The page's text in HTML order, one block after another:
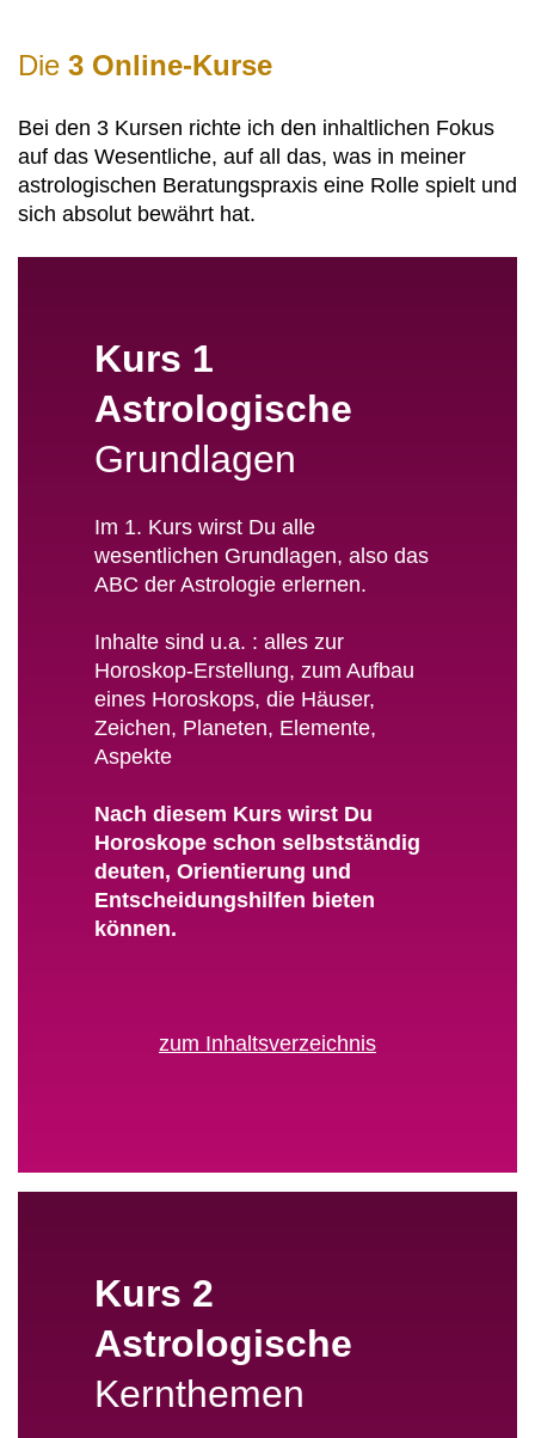
Deutungen auswendig zu lernen. Vielmehr schulst
vielen Einzelteile eines Horoskops zu einem
Ganzen zu verweben. Indem Du die Energien im
Horoskop tief fühlst und dessen Essenz spürst,
stärkst Du das Vertrauen in Deine eigene
persönlichen Zugang zur Astrologie.
Die 3 Online-Kurse
Bei den 3 Kursen richte ich den inhaltlichen Fokus
auf das Wesentliche, auf all das, was in meiner
astrologischen Beratungspraxis eine Rolle spielt und
sich absolut bewährt hat.
Kurs 1
Astrologische
Grundlagen
Im 1. Kurs wirst Du alle
wesentlichen Grundlagen, also das
ABC der Astrologie erlernen.
Inhalte sind u.a. : alles zur
Horoskop-Erstellung, zum Aufbau
eines Horoskops, die Häuser,
Zeichen, Planeten, Elemente,
Aspekte
Nach diesem Kurs wirst Du
Horoskope schon selbstständig
deuten, Orientierung und
Entscheidungshilfen bieten
können.
zum Inhaltsverzeichnis
Kurs 2
Astrologische
Kernthemen